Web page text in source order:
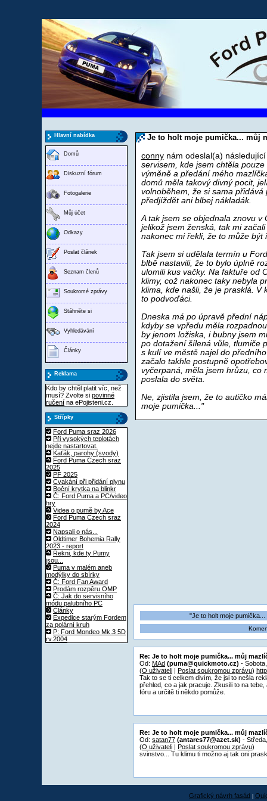
Hlavní nabídka
Domů
Diskuzní fórum
Fotogalerie
Můj účet
Odkazy
Poslat článek
Seznam členů
Soukromé zprávy
Stáhněte si
Vyhledávání
Články
Reklama
Kdo by chtěl platit víc, než
musí? Zvolte si povinné
ručení na ePojisteni.cz.
Střípky
Ford Puma sraz 2026
Při vysokých teplotách
nejde nastartovat.
Kaťák, parohy (svody)
Ford Puma Czech sraz
2025
PF 2025
Cvakání při přidání plynu
Boční krytka na blinkr
Č: Ford Puma a PC/video
hry
Videa o pumě by Ace
Ford Puma Czech sraz
2024
Napsali o nás...
Oldtimer Bohemia Rally
2023 - report
Řekni, kde ty Pumy
jsou...
Puma v malém aneb
modýlky do sbírky
Č: Ford Fan Award
Prodám rozpěru OMP
Č: Jak do servisního
módu palubního PC
Články
Expedice starým Fordem
za polární kruh
P: Ford Mondeo Mk.3 5D
rv.2004
Je to holt moje pumička... můj
connynám odeslal(a)
servisem, kde jsem chtěla
výměně a předání mého
domů měla takový divný pocit,
volnoběhem, že si sama
předjíždět ani blbej nákladák.
A tak jsem se objednala znovu
jelikož jsem ženská, tak mi
nakonec mi řekli, že to může být
Tak jsem si udělala termín u
blbě nastavili, že to bylo úplně
ulomili kus vačky. Na faktuře od
klimy, což nakonec taky nebyla
klima, kde našli, že je prasklá. V
to podvoďáci.
Dneska má po úpravě přední
kdyby se vpředu měla
by jenom ložiska, i bubny jsem
po dotažení šílená vůle, tlumiče
s kulí ve městě najel do
začalo takhle postupně
vyčerpaná, měla jsem hrůzu, co
poslala do světa.
Ne, zjistila jsem, že to autičko
moje pumička..."
"Je to holt moje
Re: Je to holt moje pumička... můj
Od: MAd (puma@quickmoto.cz) -
(O uživateli | Poslat soukromou zprávu)
Tak to se ti celkem divím, že jsi to nešla
přehled, co a jak pracuje. Zkusili to na
fóru a určitě ti někdo pomůže.
Re: Je to holt moje pumička... můj
Od: satan77 (antares77@azet.sk) -
(O uživateli | Poslat soukromou zprávu)
svinstvo... Tu klimu ti možno aj tak oni
Grafický návrh fasád